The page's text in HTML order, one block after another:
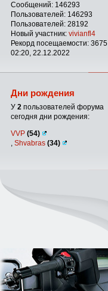
Сообщений: 146293
Пользователей: 146293
Пользователей: 28192
Новый участник: vivianfl4
Рекорд посещаемости: 3675
02:20, 22.12.2022
Дни рождения
У 2 пользователей форума
сегодня дни рождения:
VVP (54)
Shvabras (34)